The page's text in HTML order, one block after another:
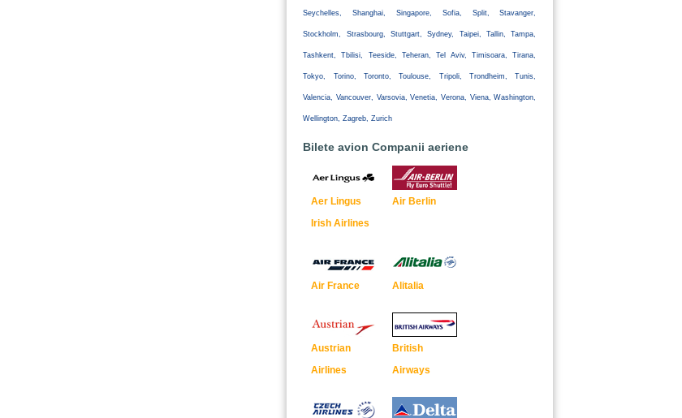
Seychelles, Shanghai, Singapore, Sofia, Split, Stavanger,
Stockholm, Strasbourg, Stuttgart, Sydney, Taipei, Tallin, Tampa,
Tashkent, Tbilisi, Teeside, Teheran, Tel Aviv, Timisoara, Tirana,
Tokyo, Torino, Toronto, Toulouse, Tripoli, Trondheim, Tunis,
Valencia, Vancouver, Varsovia, Venetia, Verona, Viena, Washington,
Wellington, Zagreb, Zurich
Bilete avion Companii aeriene
Aer Lingus
Irish Airlines
Air Berlin
Air France Alitalia
Austrian
Airlines
British
Airways